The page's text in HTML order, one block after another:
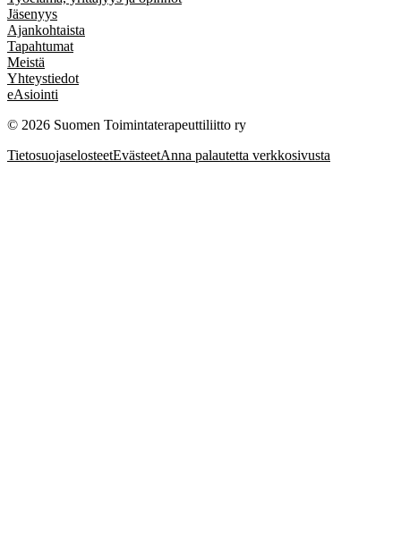
Jäsenyys
Ajankohtaista
Tapahtumat
Meistä
Yhteystiedot
eAsiointi
© 2026 Suomen Toimintaterapeuttiliitto ry
TietosuojaselosteetEvästeetAnna palautetta verkkosivusta